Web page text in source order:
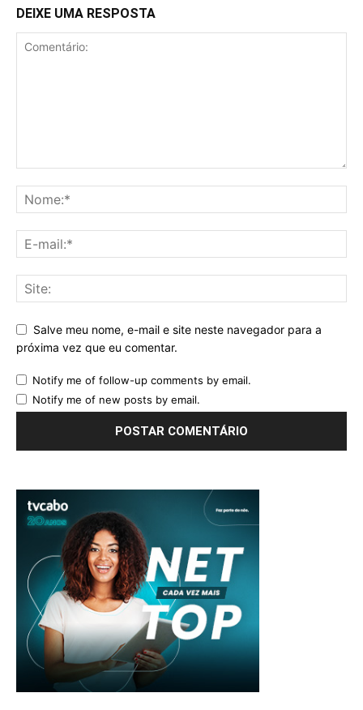
DEIXE UMA RESPOSTA
Salve meu nome, e-mail e site neste navegador para a
próxima vez que eu comentar.
Notify me of follow-up comments by email.
Notify me of new posts by email.